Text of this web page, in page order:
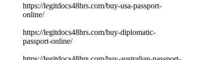
https://legitdocs48hrs.com/buy-usa-passport-
online/
https://legitdocs48hrs.com/buy-diplomatic-
passport-online/